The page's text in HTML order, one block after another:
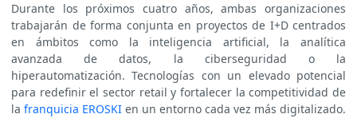
Durante los próximos cuatro años, ambas organizaciones
trabajarán de forma conjunta en proyectos de I+D centrados
en ámbitos como la inteligencia artificial, la analítica
avanzada de datos, la ciberseguridad o la
hiperautomatización. Tecnologías con un elevado potencial
para redefinir el sector retail y fortalecer la competitividad de
la franquicia EROSKI en un entorno cada vez más digitalizado.